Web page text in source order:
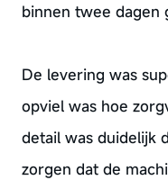
binnen twee dagen
De levering was
opviel was hoe
detail was duidelijk
zorgen dat de